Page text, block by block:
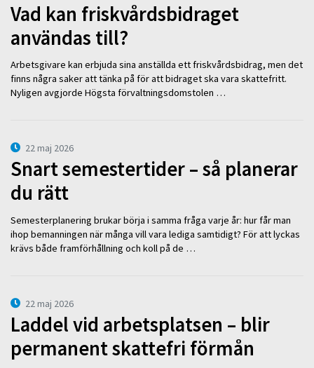
Vad kan friskvårdsbidraget
användas till?
Arbetsgivare kan erbjuda sina anställda ett friskvårdsbidrag, men det
finns några saker att tänka på för att bidraget ska vara skattefritt.
Nyligen avgjorde Högsta förvaltningsdomstolen …
22 maj 2026
Snart semestertider – så planerar
du rätt
Semesterplanering brukar börja i samma fråga varje år: hur får man
ihop bemanningen när många vill vara lediga samtidigt? För att lyckas
krävs både framförhållning och koll på de …
22 maj 2026
Laddel vid arbetsplatsen – blir
permanent skattefri förmån